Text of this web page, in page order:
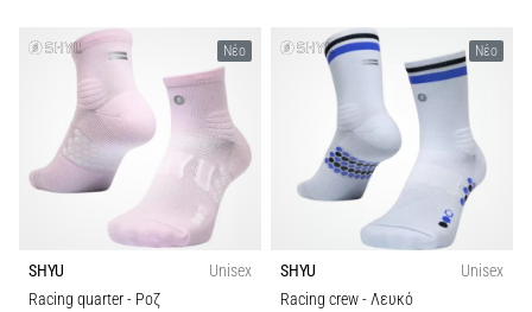
Νέο
SHYU
Unisex
Racing quarter- Ροζ
Νέο
SHYU
Unisex
Racing crew- Λευκό